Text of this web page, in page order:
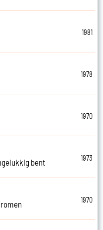
1981
1978
1970
bent
1973
1970